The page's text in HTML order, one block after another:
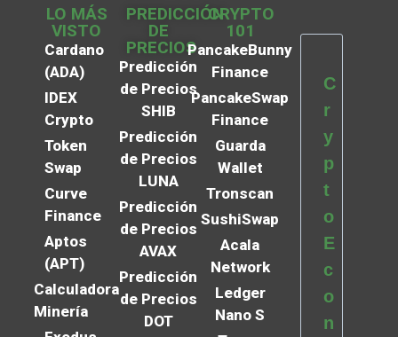
LO MÁS
VISTO
Cardano
(ADA)
IDEX
Crypto
Token
Swap
Curve
Finance
Aptos
(APT)
Calculadora
Minería
PREDICCIÓN
DE
PRECIOS
Predicción
de Precios
SHIB
Predicción
de Precios
LUNA
Predicción
de Precios
AVAX
Predicción
de Precios
DOT
CRYPTO
101
PancakeBunny
Finance
PancakeSwap
Finance
Guarda
Wallet
Tronscan
SushiSwap
Acala
Network
Ledger
Nano S
C
r
y
p
t
o
E
c
o
n